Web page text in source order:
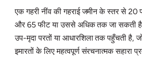
एक गहरी नींव की गहराई जमीन के स्तर से 20
और 65 फीट या उससे अधिक तक जा सकती
उप-मृदा परतों या आधारशिला तक पहुँचती है,
इमारतों के लिए महत्वपूर्ण संरचनात्मक सहारा